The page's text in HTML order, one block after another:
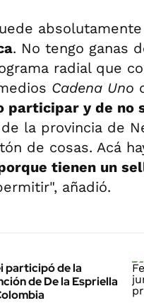
. No tengo ganas
radial que
Cadena Uno
participar y de no
de la provincia de
de cosas. Acá
tienen un
añadió.
participó de la
de De la Espriella